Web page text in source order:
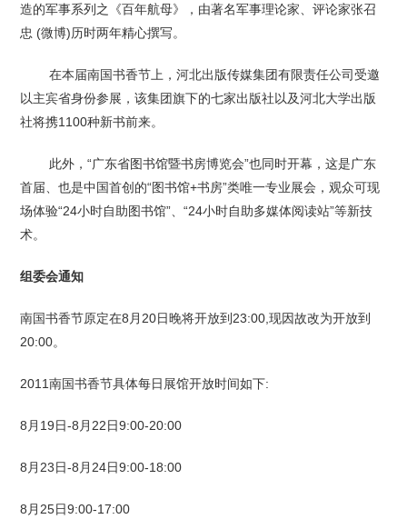
造的军事系列之《百年航母》，由著名军事理论家、评论家张召
忠 (微博)历时两年精心撰写。
在本届南国书香节上，河北出版传媒集团有限责任公司受邀
以主宾省身份参展，该集团旗下的七家出版社以及河北大学出版
社将携1100种新书前来。
此外，“广东省图书馆暨书房博览会”也同时开幕，这是广东
首届、也是中国首创的“图书馆+书房”类唯一专业展会，观众可现
场体验“24小时自助图书馆”、“24小时自助多媒体阅读站”等新技
术。
组委会通知
南国书香节原定在8月20日晚将开放到23:00,现因故改为开放到
20:00。
2011南国书香节具体每日展馆开放时间如下:
8月19日-8月22日9:00-20:00
8月23日-8月24日9:00-18:00
8月25日9:00-17:00